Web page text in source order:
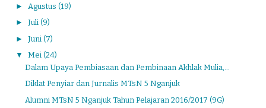
► Agustus (19)
► Juli (9)
► Juni (7)
▼ Mei (24)
Dalam Upaya Pembiasaan dan Pembinaan Akhlak Mulia,...
Diklat Penyiar dan Jurnalis MTsN 5 Nganjuk
Alumni MTsN 5 Nganjuk Tahun Pelajaran 2016/2017 (9G)